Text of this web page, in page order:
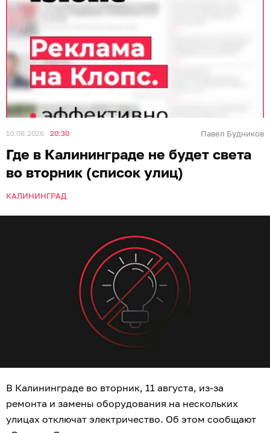
10.08.2026 20:30 Павел Будников
Где в Калининграде не будет света
во вторник (список улиц)
КАЛИНИНГРАД
В Калининграде во вторник, 11 августа, из-за
ремонта и замены оборудования на нескольких
улицах отключат электричество. Об этом сообщают